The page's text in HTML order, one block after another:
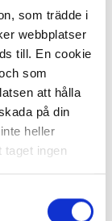
som trädde i
webbplatser
till. En cookie
som
att hålla
på din
heller
taget ingen
dator,ca 1-2 dagar